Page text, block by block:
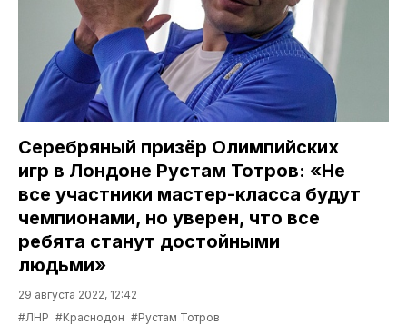
Серебряный призёр Олимпийских
игр в Лондоне Рустам Тотров: «Не
все участники мастер-класса будут
чемпионами, но уверен, что все
ребята станут достойными
людьми»
29 августа 2022, 12:42
#ЛНР #Краснодон #Рустам Тотров